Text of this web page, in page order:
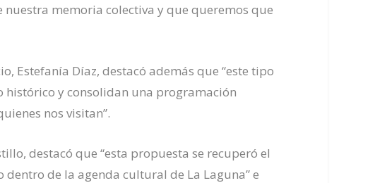
memoria colectiva y que queremos que
Estefanía Díaz, destacó además que “este tipo
y consolidan una programación
nos visitan”.
destacó que “esta propuesta se recuperó el
de la agenda cultural de La Laguna” e